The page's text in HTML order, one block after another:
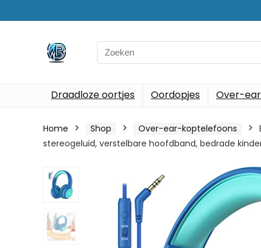
Search
for:
Draadloze oortjes Oordopjes Over-
Home Shop Over-ear-koptelefoons
stereogeluid, verstelbare hoofdband, bedrade